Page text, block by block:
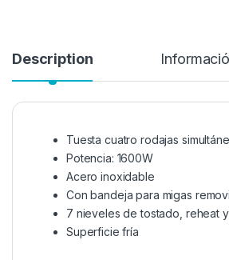
Description
Tuesta cuatro rodajas
Potencia: 1600W
Acero inoxidable
Con bandeja para migas
7 nieveles de tostado, reheat
Superficie fría